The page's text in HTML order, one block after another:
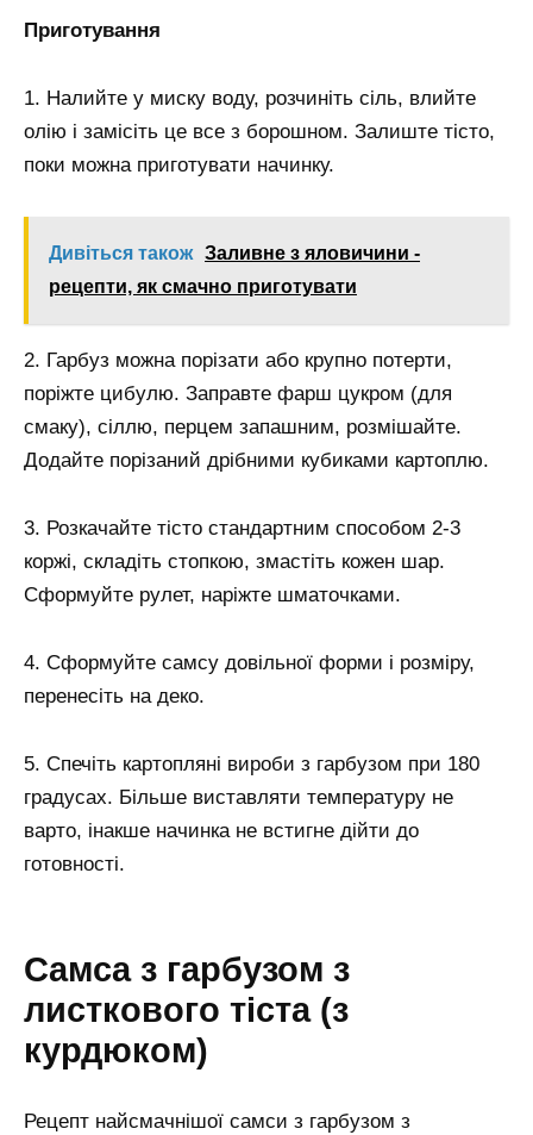
Приготування
1. Налийте у миску воду, розчиніть сіль, влийте
олію і замісіть це все з борошном. Залиште тісто,
поки можна приготувати начинку.
Дивіться також Заливне з яловичини -
рецепти, як смачно приготувати
2. Гарбуз можна порізати або крупно потерти,
поріжте цибулю. Заправте фарш цукром (для
смаку), сіллю, перцем запашним, розмішайте.
Додайте порізаний дрібними кубиками картоплю.
3. Розкачайте тісто стандартним способом 2-3
коржі, складіть стопкою, змастіть кожен шар.
Сформуйте рулет, наріжте шматочками.
4. Сформуйте самсу довільної форми і розміру,
перенесіть на деко.
5. Спечіть картопляні вироби з гарбузом при 180
градусах. Більше виставляти температуру не
варто, інакше начинка не встигне дійти до
готовності.
Самса з гарбузом з
листкового тіста (з
курдюком)
Рецепт найсмачнішої самси з гарбузом з